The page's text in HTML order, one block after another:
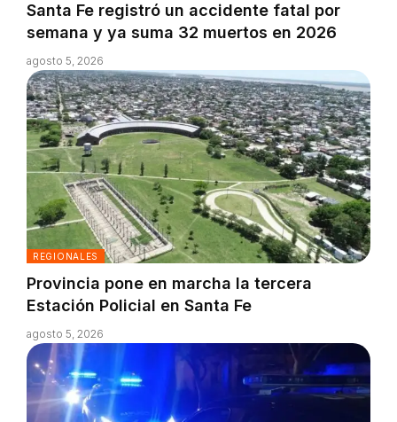
Santa Fe registró un accidente fatal por
semana y ya suma 32 muertos en 2026
agosto 5, 2026
REGIONALES
Provincia pone en marcha la tercera
Estación Policial en Santa Fe
agosto 5, 2026